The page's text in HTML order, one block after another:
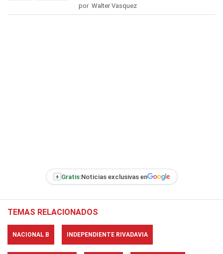
por Walter Vasquez
+ Gratis:Noticias exclusivas en
TEMAS RELACIONADOS
NACIONAL B INDEPENDIENTE RIVADAVIA